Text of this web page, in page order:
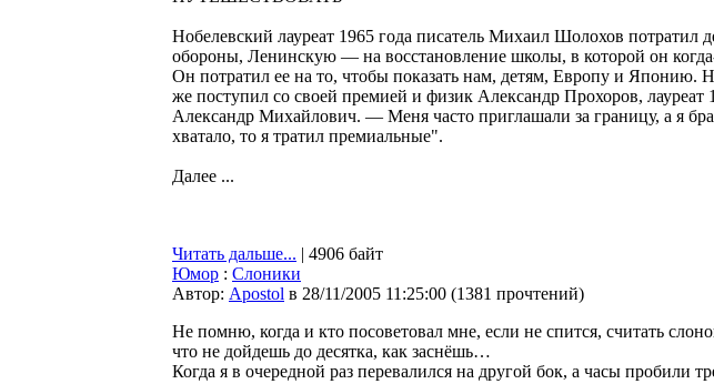
Нобелевский лауреат 1965 года писатель Михаил Шолохов
обороны, Ленинскую — на восстановление школы, в которой он
Он потратил ее на то, чтобы показать нам, детям, Европу и
же поступил со своей премией и физик Александр Прохоров,
Александр Михайлович. — Меня часто приглашали за границу, а я
хватало, то я тратил премиальные".
Далее ...
Читать дальше... | 4906 байт
Юмор : Слоники
Автор: Apostol в 28/11/2005 11:25:00 (1381 прочтений)
Не помню, когда и кто посоветовал мне, если не спится, считать
что не дойдешь до десятка, как заснёшь…
Когда я в очередной раз перевалился на другой бок, а часы пробили